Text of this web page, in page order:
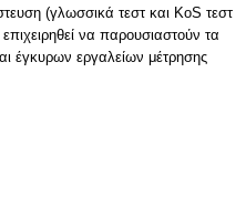
(γλωσσικά τεστ και ΚοS τεστ
να παρουσιαστούν τα
έγκυρων εργαλείων μέτρησης